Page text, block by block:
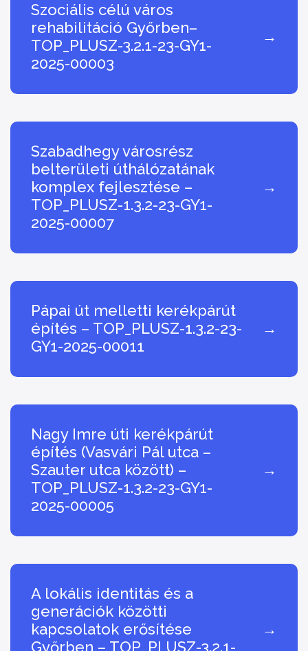
Szociális célú város
rehabilitáció Győrben–
TOP_PLUSZ-3.2.1-23-GY1-
2025-00003
→
Szabadhegy városrész
belterületi úthálózatának
komplex fejlesztése –
TOP_PLUSZ-1.3.2-23-GY1-
2025-00007
→
Pápai út melletti kerékpárút
építés – TOP_PLUSZ-1.3.2-23-
GY1-2025-00011
→
Nagy Imre úti kerékpárút
építés (Vasvári Pál utca –
Szauter utca között) –
TOP_PLUSZ-1.3.2-23-GY1-
2025-00005
→
A lokális identitás és a
generációk közötti
kapcsolatok erősítése
Győrben – TOP_PLUSZ-3.2.1-
→